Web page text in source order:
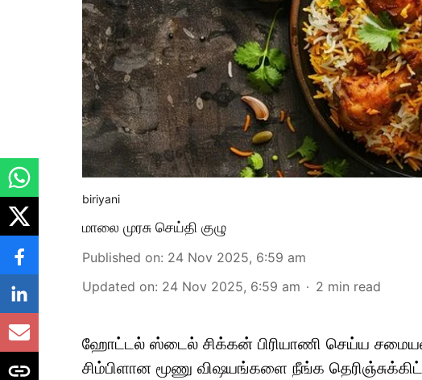
biriyani
மாலை முரசு செய்தி குழு
Published on: 24 Nov 2025, 6:59 am
Updated on: 24 Nov 2025, 6:59 am 2 min read
ஹோட்டல் ஸ்டைல் சிக்கன் பிரியாணி செய்ய
சிம்பிளான மூணு விஷயங்களை நீங்க